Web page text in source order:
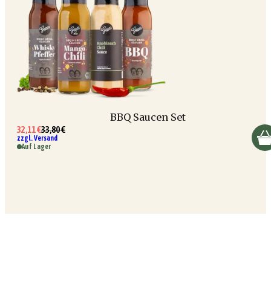
BBQ Saucen Set
32,11 €33,80 €
zzgl. Versand
Auf Lager